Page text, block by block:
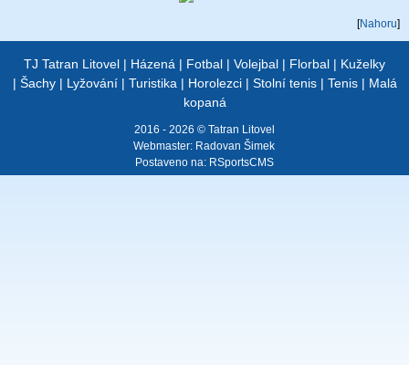
[Nahoru]
TJ Tatran Litovel | Házená | Fotbal | Volejbal | Florbal | Kuželky
| Šachy| Lyžování| Turistika | Horolezci| Stolní tenis| Tenis| Malá
kopaná
2016 - 2026 © Tatran Litovel
Webmaster: Radovan Šimek
Postaveno na: RSportsCMS